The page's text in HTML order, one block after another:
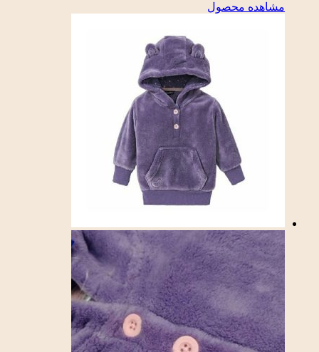
مشاهده محصول